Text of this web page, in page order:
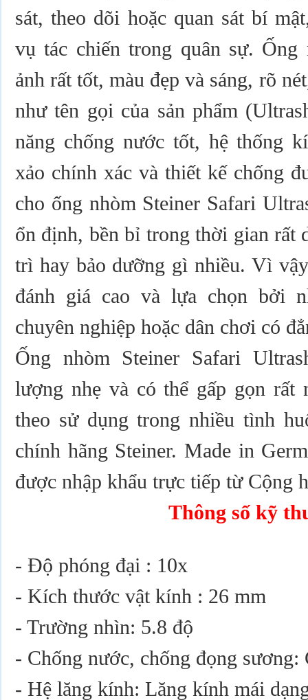
sát, theo dõi hoặc quan sát bí
vụ tác chiến trong quân sự. Ống
ảnh rất tốt, màu đẹp và sáng, rõ
như tên gọi của sản phẩm
năng chống nước tốt, hệ thống
xảo chính xác và thiết kế chống
cho ống nhòm Steiner Safari
ổn định, bền bỉ trong thời gian rất
trì hay bảo dưỡng gì nhiều. Vì
đánh giá cao và lựa chọn bởi
chuyên nghiệp hoặc dân chơi có
Ống nhòm Steiner Safari
lượng nhẹ và có thể gấp gọn rất
theo sử dụng trong nhiều tình
chính hãng Steiner. Made in
được nhập khẩu trực tiếp từ Cộng
Thông số kỹ
- Độ phóng đại : 10x
- Kích thước vật kính : 26 mm
- Trường nhìn: 5.8 độ
- Chống nước, chống đọng
- Hệ lăng kính: Lăng kính mái